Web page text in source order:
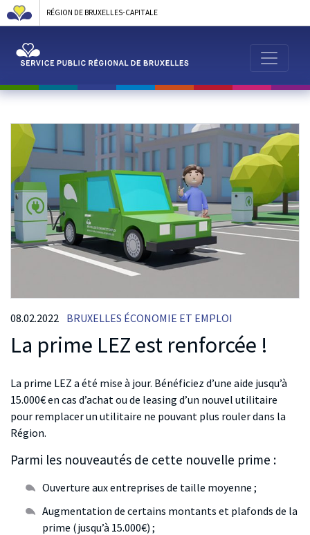
RÉGION DE BRUXELLES-CAPITALE
La prime LEZ est renforcée !
08.02.2022 BRUXELLES ÉCONOMIE ET EMPLOI
La prime LEZ a été mise à jour. Bénéficiez d’une aide jusqu’à
15.000€ en cas d’achat ou de leasing d’un nouvel utilitaire
pour remplacer un utilitaire ne pouvant plus rouler dans la
Région.
Parmi les nouveautés de cette nouvelle prime :
Ouverture aux entreprises de taille moyenne ;
Augmentation de certains montants et plafonds de la
prime (jusqu’à 15.000€) ;